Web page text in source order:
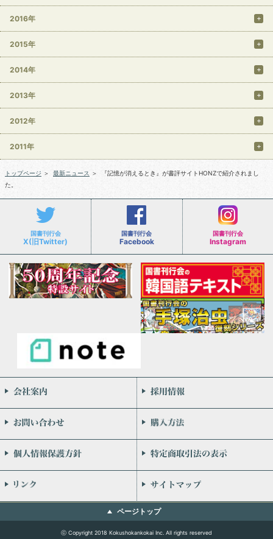
2016年
2015年
2014年
2013年
2012年
2011年
トップページ ＞ 最新ニュース ＞
『記憶が消えるとき』が書評サイトHONZで紹介されまし
た。
国書刊行会
X(旧Twitter)
国書刊行会
Facebook
国書刊行会
Instagram
会社案内
お問い合わせ
個人情報保護方針
リンク
ページトップ
ⓒ Copyright 2018 Kokushokankokai Inc. All rights reserved